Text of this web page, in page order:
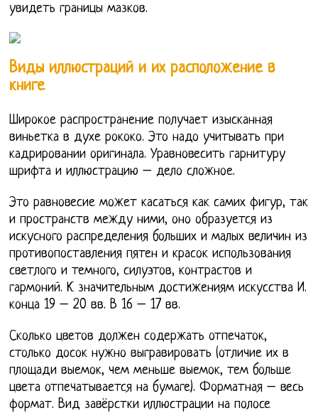
увидеть границы мазков.
Виды иллюстраций и их расположение в
книге
Широкое распространение получает изысканная
виньетка в духе рококо. Это надо учитывать при
кадрировании оригинала. Уравновесить гарнитуру
шрифта и иллюстрацию – дело сложное.
Это равновесие может касаться как самих фигур, так
и пространств между ними, оно образуется из
искусного распределения больших и малых величин из
противопоставления пятен и красок использования
светлого и темного, силуэтов, контрастов и
гармоний. К значительным достижениям искусства И.
конца 19 – 20 вв. В 16 – 17 вв.
Сколько цветов должен содержать отпечаток,
столько досок нужно выгравировать (отличие их в
площади выемок, чем меньше выемок, тем больше
цвета отпечатывается на бумаге). Форматная – весь
формат. Вид завёрстки иллюстрации на полосе